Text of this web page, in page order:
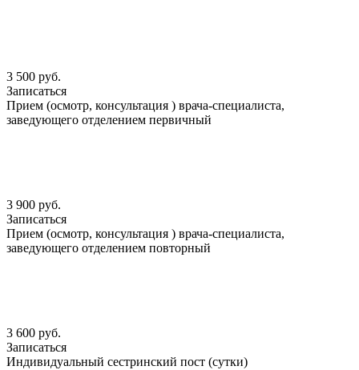
3 500 руб.
Записаться
Прием (осмотр, консультация ) врача-специалиста,
заведующего отделением первичный
3 900 руб.
Записаться
Прием (осмотр, консультация ) врача-специалиста,
заведующего отделением повторный
3 600 руб.
Записаться
Индивидуальный сестринский пост (сутки)